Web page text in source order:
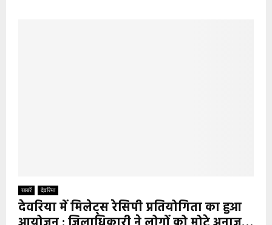
खबरें देवरिया
देवरिया में मिलेट्स रेसिपी प्रतियोगिता का हुआ